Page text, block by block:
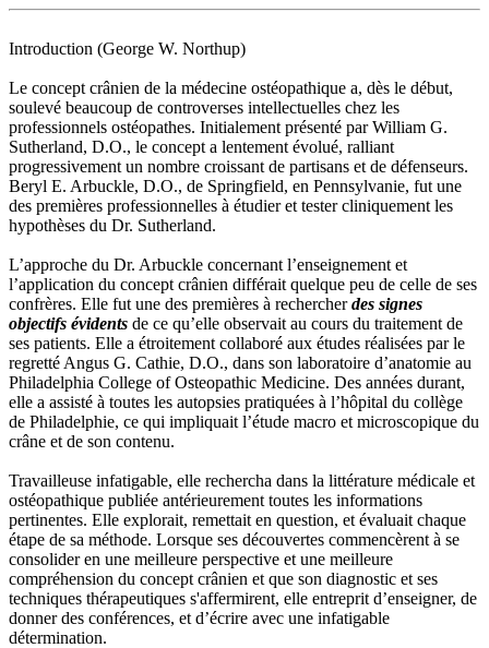
Introduction (George W. Northup)
Le concept crânien de la médecine ostéopathique a, dès le début,
soulevé beaucoup de controverses intellectuelles chez les
professionnels ostéopathes. Initialement présenté par William G.
Sutherland, D.O., le concept a lentement évolué, ralliant
progressivement un nombre croissant de partisans et de défenseurs.
Beryl E. Arbuckle, D.O., de Springfield, en Pennsylvanie, fut une
des premières professionnelles à étudier et tester cliniquement les
hypothèses du Dr. Sutherland.
L’approche du Dr. Arbuckle concernant l’enseignement et
l’application du concept crânien différait quelque peu de celle de ses
confrères. Elle fut une des premières à rechercherdes signes
objectifs évidents de ce qu’elle observait au cours du traitement de
ses patients. Elle a étroitement collaboré aux études réalisées par le
regretté Angus G. Cathie, D.O., dans son laboratoire d’anatomie au
Philadelphia College of Osteopathic Medicine. Des années durant,
elle a assisté à toutes les autopsies pratiquées à l’hôpital du collège
de Philadelphie, ce qui impliquait l’étude macro et microscopique du
crâne et de son contenu.
Travailleuse infatigable, elle rechercha dans la littérature médicale et
ostéopathique publiée antérieurement toutes les informations
pertinentes. Elle explorait, remettait en question, et évaluait chaque
étape de sa méthode. Lorsque ses découvertes commencèrent à se
consolider en une meilleure perspective et une meilleure
compréhension du concept crânien et que son diagnostic et ses
techniques thérapeutiques s'affermirent, elle entreprit d’enseigner, de
donner des conférences, et d’écrire avec une infatigable
détermination.